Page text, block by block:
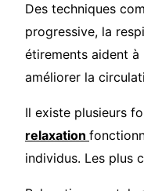
Des techniques
progressive, la
étirements aident à
améliorer la
Il existe plusieurs
relaxation
individus. Les plus